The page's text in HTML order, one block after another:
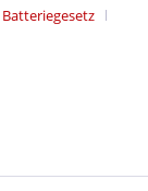
Batteriegesetz